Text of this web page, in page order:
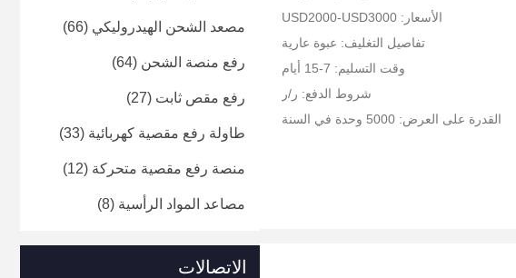
الأسعار: USD2000-USD3000
تفاصيل التغليف: عبوة عارية
وقت التسليم: 7-15 أيام
شروط الدفع: ر/ر
القدرة على العرض: 5000 وحدة في السنة
مصعد الشحن الهيدروليكي (66)
رفع منصة الشحن (64)
رفع مقص ثابت (27)
طاولة رفع مقصية كهربائية (33)
منصة رفع مقصية متحركة (12)
مصاعد المواد الرأسية (8)
الاتصالات